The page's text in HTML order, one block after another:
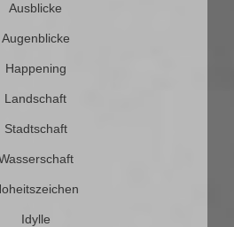
Ausblicke
Augenblicke
Happening
Landschaft
Stadtschaft
Idylle